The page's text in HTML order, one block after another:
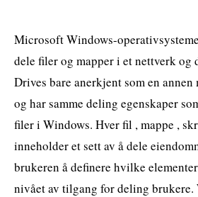
Microsoft Windows-
dele filer og mapper i et nettverk og
Drives bare anerkjent som en
og har samme deling egenskaper
filer i Windows. Hver fil , mappe ,
inneholder et sett av å dele
brukeren å definere hvilke
nivået av tilgang for deling